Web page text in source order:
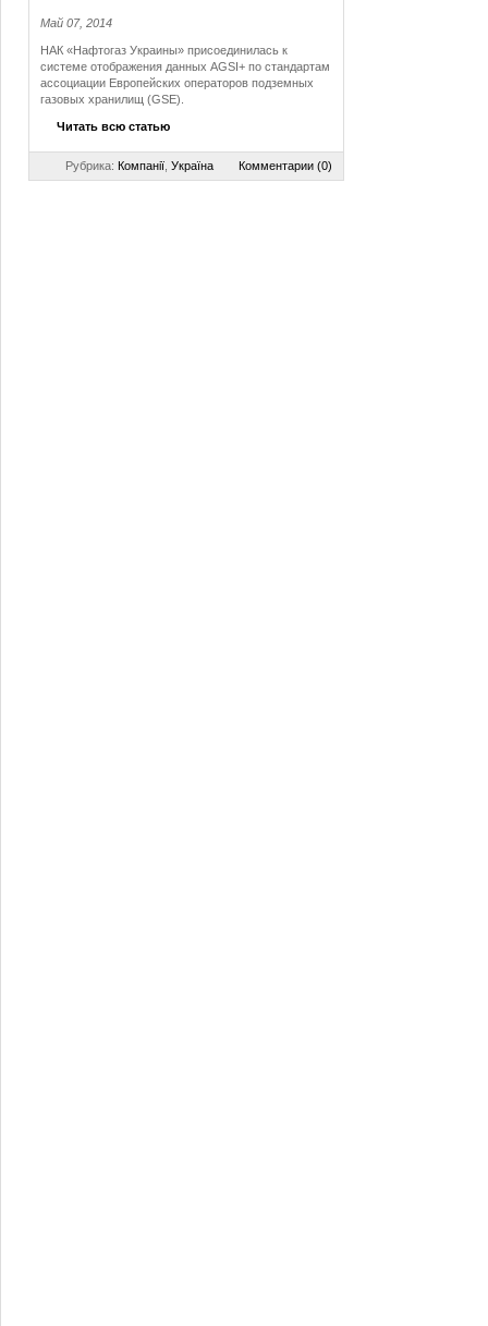
Май 07, 2014
НАК «Нафтогаз Украины» присоединилась к
системе отображения данных AGSI+ по стандартам
ассоциации Европейских операторов подземных
газовых хранилищ (GSE).
Читать всю статью
Рубрика: Компанії Україна Комментарии (0)